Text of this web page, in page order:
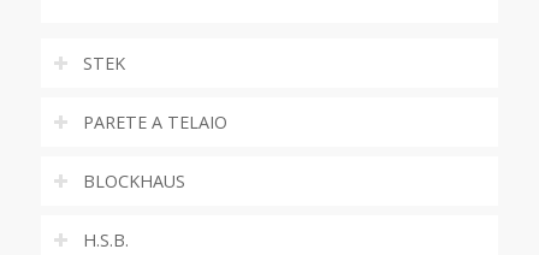
STEK
PARETE A TELAIO
BLOCKHAUS
H.S.B.